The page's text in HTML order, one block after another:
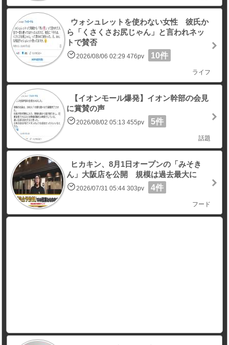
ウォシュレットを使わない女性 彼氏か
ら「くさくさお尻じゃん」と言われネッ
トで賛否
2026/08/06 02:29 476pv 10件
ライフ
【イオンモール爆発】イオン幹部の会見
に賞賛の声
2026/08/02 05:13 455pv 5件
話題
ヒカキン、8月1日オープンの「みそき
ん」大阪店を公開 規模は過去最大に
2026/07/31 05:44 303pv 4件
フード